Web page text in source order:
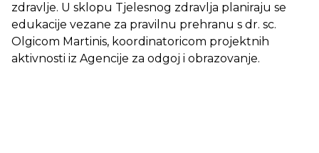
zdravlje. U sklopu Tjelesnog zdravlja planiraju se
edukacije vezane za pravilnu prehranu s dr. sc.
Olgicom Martinis, koordinatoricom projektnih
aktivnosti iz Agencije za odgoj i obrazovanje.